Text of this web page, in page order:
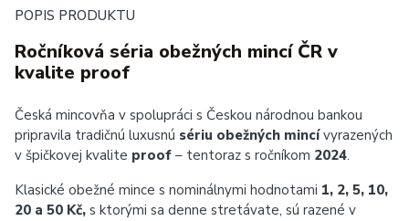
POPIS PRODUKTU
Ročníková séria obežných mincí ČR v
kvalite proof
Česká mincovňa v spolupráci s Českou národnou bankou
pripravila tradičnú luxusnú sériu obežných mincívyrazených
v špičkovej kvalite proof – tentoraz s ročníkom 2024.
Klasické obežné mince s nominálnymi hodnotami 1, 2, 5, 10,
20 a 50 Kč, s ktorými sa denne stretávate, sú razené v